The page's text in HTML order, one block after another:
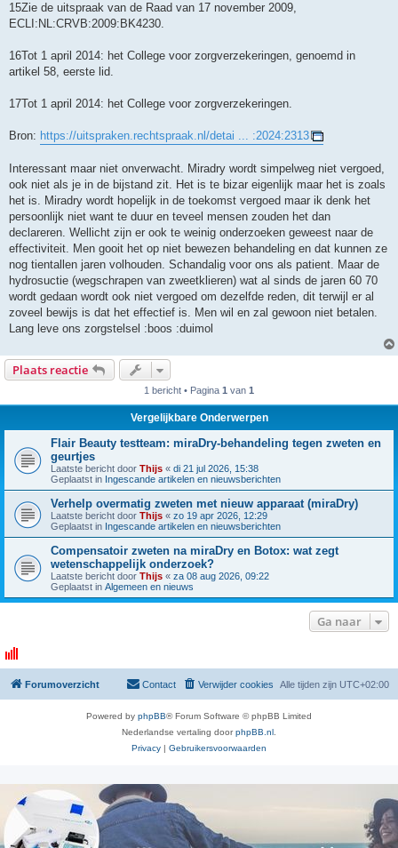
15Zie de uitspraak van de Raad van 17 november 2009,
ECLI:NL:CRVB:2009:BK4230.
16Tot 1 april 2014: het College voor zorgverzekeringen, genoemd in
artikel 58, eerste lid.
17Tot 1 april 2014: het College voor zorgverzekeringen.
Bron: https://uitspraken.rechtspraak.nl/detai ... :2024:2313
Interessant maar niet onverwacht. Miradry wordt simpelweg niet vergoed,
ook niet als je in de bijstand zit. Het is te bizar eigenlijk maar het is zoals
het is. Miradry wordt hopelijk in de toekomst vergoed maar ik denk het
persoonlijk niet want te duur en teveel mensen zouden het dan
declareren. Wellicht zijn er ook te weinig onderzoeken geweest naar de
effectiviteit. Men gooit het op niet bewezen behandeling en dat kunnen ze
nog tientallen jaren volhouden. Schandalig voor ons als patient. Maar de
hydrosuctie (wegschrapen van zweetklieren) wat al sinds de jaren 60 70
wordt gedaan wordt ook niet vergoed om dezelfde reden, dit terwijl er al
zoveel bewijs is dat het effectief is. Men wil en zal gewoon niet betalen.
Lang leve ons zorgstelsel :boos :duimol
Plaats reactie
1 bericht • Pagina 1 van 1
Vergelijkbare Onderwerpen
Flair Beauty testteam: miraDry-behandeling tegen zweten en
geurtjes
Laatste bericht door Thijs « di 21 jul 2026, 15:38
Geplaatst in Ingescande artikelen en nieuwsberichten
Verhelp overmatig zweten met nieuw apparaat (miraDry)
Laatste bericht door Thijs « zo 19 apr 2026, 12:29
Geplaatst in Ingescande artikelen en nieuwsberichten
Compensatoir zweten na miraDry en Botox: wat zegt
wetenschappelijk onderzoek?
Laatste bericht door Thijs « za 08 aug 2026, 09:22
Geplaatst in Algemeen en nieuws
Ga naar
Forumoverzicht Alle tijden zijn UTC+02:00
Verwijder cookies
Contact
Powered by phpBB® Forum Software © phpBB Limited
Nederlandse vertaling doorphpBB.nl
Privacy | Gebruikersvoorwaarden